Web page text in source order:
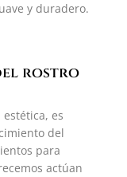
y duradero.
rostro
es
del
para
actúan